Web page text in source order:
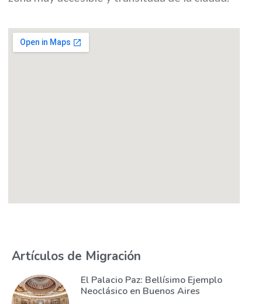
Artículos de Migración
El Palacio Paz: Bellísimo Ejemplo
Neoclásico en Buenos Aires